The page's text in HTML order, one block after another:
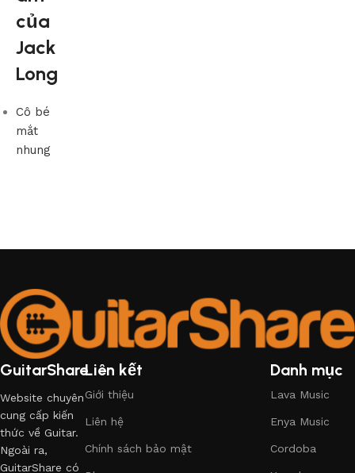
của
Jack
Long
Cô bé
mắt
nhung
GuitarShare
Website chuyên
cung cấp kiến
thức về Guitar.
Ngoài ra,
GuitarShare có
Liên kết
Giới thiệu
Liên hệ
Chính sách bảo mật
Danh mục
Lava Music
Enya Music
Cordoba